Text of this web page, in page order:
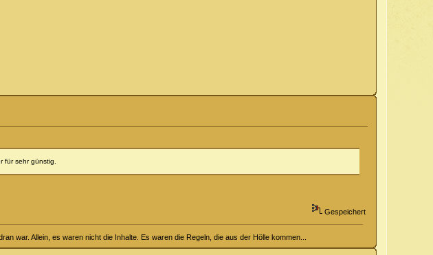
für sehr günstig.
Gespeichert
war. Allein, es waren nicht die Inhalte. Es waren die Regeln, die aus der Hölle kommen...